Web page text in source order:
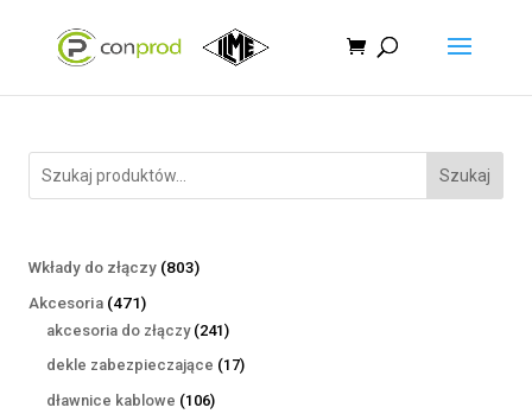
Szukaj
Wkłady do złączy 803803
Akcesoria 471471
produktów
akcesoria do złączy 241241
produktów
dekle zabezpieczające 1717
dławnice kablowe 106106